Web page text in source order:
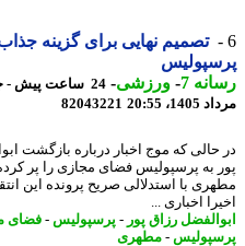
تصمیم نهایی برای گزینه جذاب
7
-ورزشی-
20:55
82043221
که موج اخبار درباره بازگشت
به پرسپولیس فضای مجازی را پر کرده
با استدلالی صریح پرونده این
اخباری ...
رزاق پور-پرسپولیس-فضای
-مطهری